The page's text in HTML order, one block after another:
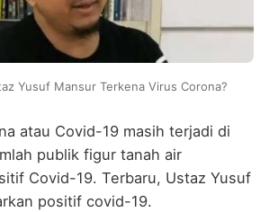
Yusuf Mansur Terkena Virus Corona?
atau Covid-19 masih terjadi di
publik figur tanah air
Covid-19. Terbaru, Ustaz Yusuf
positif covid-19.